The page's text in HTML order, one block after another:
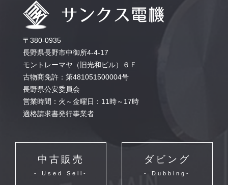
〒380-0935
長野県長野市中御所4-4-17
モントレーマヤ（旧光和ビル）６Ｆ
古物商免許：第481051500004号
長野県公安委員会
営業時間：火～金曜日：11時～17時
適格請求書発行事業者
中古販売
- Used Sell-
ダビング
- Dubbing-